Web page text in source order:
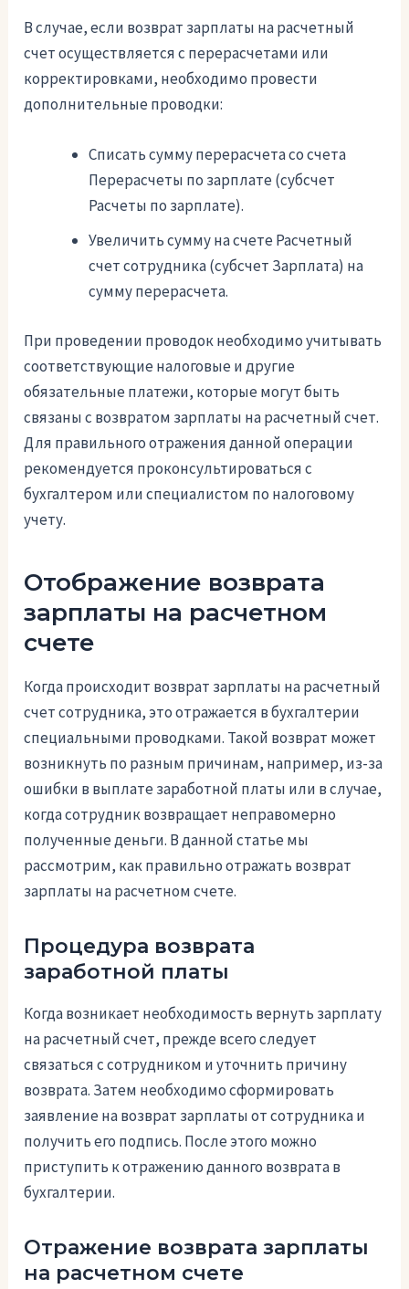
В случае, если возврат зарплаты на расчетный
счет осуществляется с перерасчетами или
корректировками, необходимо провести
дополнительные проводки:
Списать сумму перерасчета со счета
Перерасчеты по зарплате (субсчет
Расчеты по зарплате).
Увеличить сумму на счете Расчетный
счет сотрудника (субсчет Зарплата) на
сумму перерасчета.
При проведении проводок необходимо учитывать
соответствующие налоговые и другие
обязательные платежи, которые могут быть
связаны с возвратом зарплаты на расчетный счет.
Для правильного отражения данной операции
рекомендуется проконсультироваться с
бухгалтером или специалистом по налоговому
учету.
Отображение возврата
зарплаты на расчетном
счете
Когда происходит возврат зарплаты на расчетный
счет сотрудника, это отражается в бухгалтерии
специальными проводками. Такой возврат может
возникнуть по разным причинам, например, из-за
ошибки в выплате заработной платы или в случае,
когда сотрудник возвращает неправомерно
полученные деньги. В данной статье мы
рассмотрим, как правильно отражать возврат
зарплаты на расчетном счете.
Процедура возврата
заработной платы
Когда возникает необходимость вернуть зарплату
на расчетный счет, прежде всего следует
связаться с сотрудником и уточнить причину
возврата. Затем необходимо сформировать
заявление на возврат зарплаты от сотрудника и
получить его подпись. После этого можно
приступить к отражению данного возврата в
бухгалтерии.
Отражение возврата зарплаты
на расчетном счете